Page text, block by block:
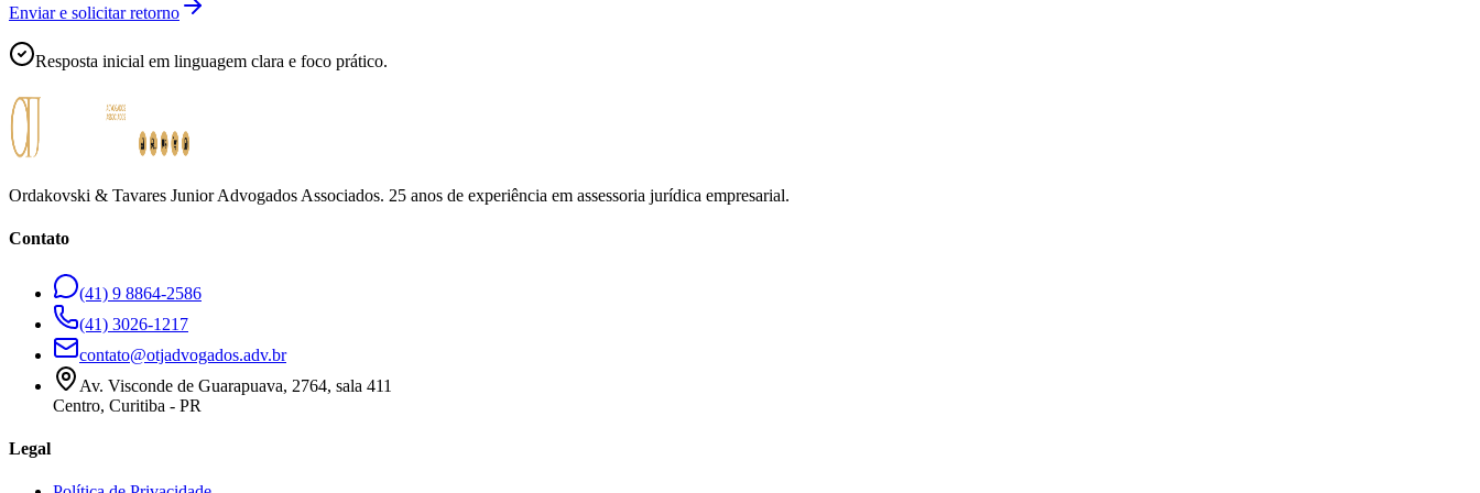
Enviar e solicitar retorno
Resposta inicial em linguagem clara e foco prático.
Ordakovski & Tavares Junior Advogados Associados. 25 anos de experiência em assessoria jurídica empresarial.
Contato
(41) 9 8864-2586
(41) 3026-1217
contato@otjadvogados.adv.br
Av. Visconde de Guarapuava, 2764, sala 411
Centro, Curitiba - PR
Legal